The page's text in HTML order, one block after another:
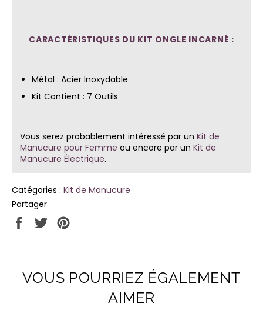
CARACTÉRISTIQUES DU KIT ONGLE INCARNÉ :
Métal : Acier Inoxydable
Kit Contient : 7 Outils
Vous serez probablement intéressé par un Kit de
Manucure pour Femme ou encore par un Kit de
Manucure Électrique.
Catégories : Kit de Manucure
Partager
Partager
sur
Tweeter
sur
VOUS POURRIEZ ÉGALEMENT
AIMER